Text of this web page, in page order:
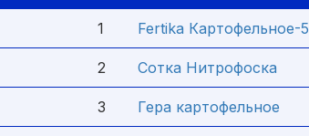
1 Fertika Картофельное-5
2 Сотка Нитрофоска
3 Гера картофельное